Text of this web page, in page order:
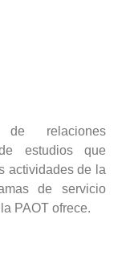
relaciones
estudios que
actividades de la
de servicio
PAOT ofrece.